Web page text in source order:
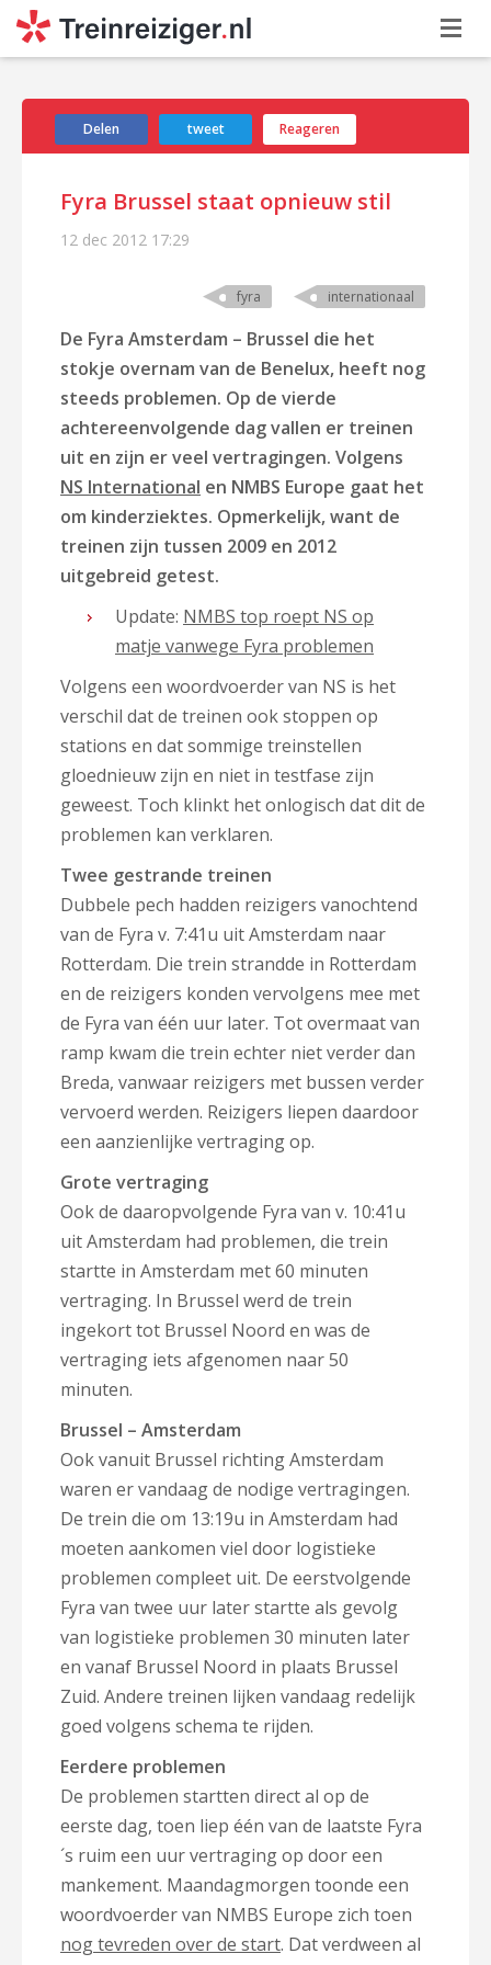
Delen tweet Reageren
Fyra Brussel staat opnieuw stil
12 dec 2012 17:29
fyra internationaal
De Fyra Amsterdam – Brussel die het
stokje overnam van de Benelux, heeft nog
steeds problemen. Op de vierde
achtereenvolgende dag vallen er treinen
uit en zijn er veel vertragingen. Volgens
NS International en NMBS Europe gaat het
om kinderziektes. Opmerkelijk, want de
treinen zijn tussen 2009 en 2012
uitgebreid getest.
Update: NMBS top roept NS op
matje vanwege Fyra problemen
Volgens een woordvoerder van NS is het
verschil dat de treinen ook stoppen op
stations en dat sommige treinstellen
gloednieuw zijn en niet in testfase zijn
geweest. Toch klinkt het onlogisch dat dit de
problemen kan verklaren.
Twee gestrande treinen
Dubbele pech hadden reizigers vanochtend
van de Fyra v. 7:41u uit Amsterdam naar
Rotterdam. Die trein strandde in Rotterdam
en de reizigers konden vervolgens mee met
de Fyra van één uur later. Tot overmaat van
ramp kwam die trein echter niet verder dan
Breda, vanwaar reizigers met bussen verder
vervoerd werden. Reizigers liepen daardoor
een aanzienlijke vertraging op.
Grote vertraging
Ook de daaropvolgende Fyra van v. 10:41u
uit Amsterdam had problemen, die trein
startte in Amsterdam met 60 minuten
vertraging. In Brussel werd de trein
ingekort tot Brussel Noord en was de
vertraging iets afgenomen naar 50
minuten.
Brussel – Amsterdam
Ook vanuit Brussel richting Amsterdam
waren er vandaag de nodige vertragingen.
De trein die om 13:19u in Amsterdam had
moeten aankomen viel door logistieke
problemen compleet uit. De eerstvolgende
Fyra van twee uur later startte als gevolg
van logistieke problemen 30 minuten later
en vanaf Brussel Noord in plaats Brussel
Zuid. Andere treinen lijken vandaag redelijk
goed volgens schema te rijden.
Eerdere problemen
De problemen startten direct al op de
eerste dag, toen liep één van de laatste Fyra
´s ruim een uur vertraging op door een
mankement. Maandagmorgen toonde een
woordvoerder van NMBS Europe zich toen
nog tevreden over de start. Dat verdween al